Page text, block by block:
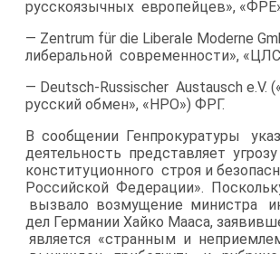
русскоязычных европейцев»,
— Zentrum für die Liberale Moderne
либеральной современности»,
— Deutsch-​Russischer Austausch e.V.
русский обмен», «НРО») ФРГ.
В сообщении Генпрокуратуры
деятельность представляет
конституционного строя и
Российской Федерации».
вызвало возмущение министра
дел Германии Хайко Мааса,
является «странным и